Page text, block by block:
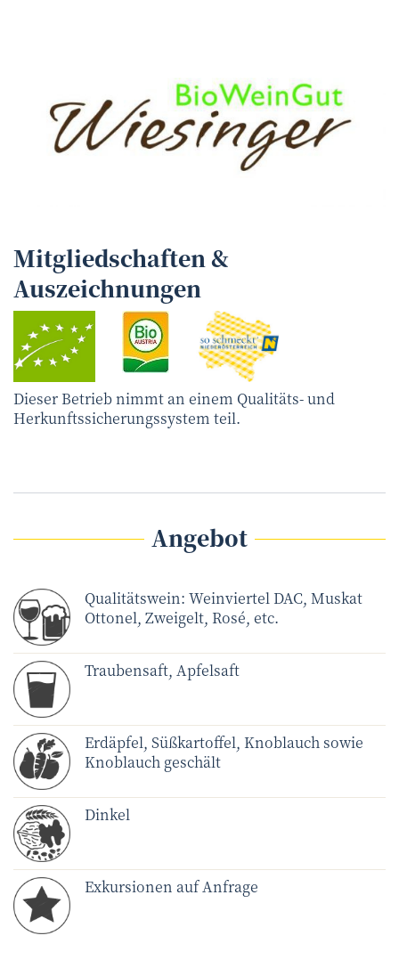
Mitgliedschaften &
Auszeichnungen
Dieser Betrieb nimmt an einem Qualitäts- und
Herkunftssicherungssystem teil.
Angebot
Qualitätswein: Weinviertel DAC, Muskat
Ottonel, Zweigelt, Rosé, etc.
Traubensaft, Apfelsaft
Erdäpfel, Süßkartoffel, Knoblauch sowie
Knoblauch geschält
Dinkel
Exkursionen auf Anfrage